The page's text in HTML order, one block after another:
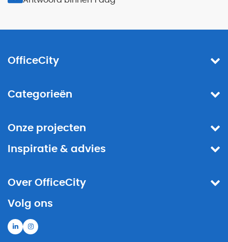
OfficeCity
Categorieën
Onze projecten
Inspiratie & advies
Over OfficeCity
Volg ons